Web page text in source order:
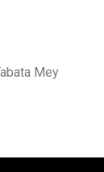
« Aux goûts du
délicieux gratin
Mey